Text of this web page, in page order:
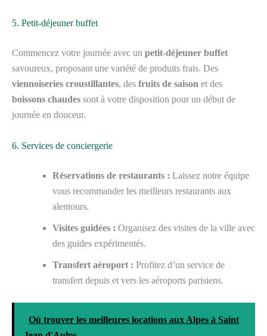
5. Petit-déjeuner buffet
Commencez votre journée avec un petit-déjeuner buffet
savoureux, proposant une variété de produits frais. Des
viennoiseries croustillantes, des fruits de saison et des
boissons chaudes sont à votre disposition pour un début de
journée en douceur.
6. Services de conciergerie
Réservations de restaurants : Laissez notre équipe
vous recommander les meilleurs restaurants aux
alentours.
Visites guidées : Organisez des visites de la ville avec
des guides expérimentés.
Transfert aéroport : Profitez d’un service de
transfert depuis et vers les aéroports parisiens.
Où trouver les meilleures locations aux Alpes à Saint